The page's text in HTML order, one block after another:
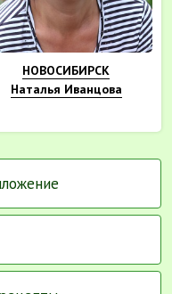
НОВОСИБИРСК
Наталья Иванцова